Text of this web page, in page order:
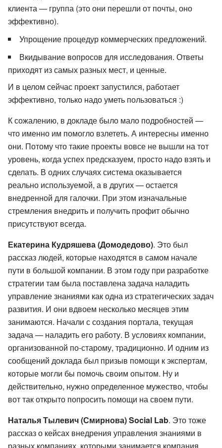
клиента — группа (это они перешли от почты, оно
эффективно).
Упрощение процедур коммерческих предложений.
Вкидывание вопросов для исследования. Ответы
приходят из самых разных мест, и ценные.
И в целом сейчас проект запустился, работает
эффективно, только надо уметь пользоваться :)
К сожалению, в докладе было мало подробностей —
что именно им помогло взлететь. А интересны именно
они. Потому что такие проекты вовсе не вышли на тот
уровень, когда успех предсказуем, просто надо взять и
сделать. В одних случаях система оказывается
реально используемой, а в других — остается
внедренной для галочки. При этом изначальные
стремления внедрить и получить профит обычно
присутствуют всегда.
Екатерина Кудряшева (Домодедово). Это был
рассказ людей, которые находятся в самом начале
пути в большой компании. В этом году при разработке
стратегии там была поставлена задача наладить
управление знаниями как одна из стратегических задач
развития. И они вдвоем несколько месяцев этим
занимаются. Начали с создания портала, текущая
задача — наладить его работу. В условиях компании,
организованной по-старому, традиционно. И одним из
сообщений доклада был призыв помощи к экспертам,
которые могли бы помочь своим опытом. Ну и
действительно, нужно определенное мужество, чтобы
вот так открыто попросить помощи на своем пути.
Наталья Тылевич (Смирнова) Social Lab. Это тоже
рассказ о кейсах внедрения управления знаниями в